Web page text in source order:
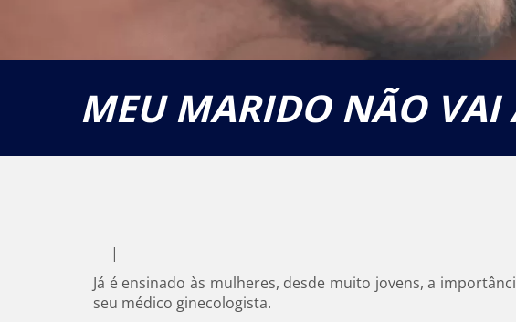
MEU MARIDO NÃO VAI
|
Já é ensinado às mulheres, desde muito jovens, a
seu médico ginecologista.